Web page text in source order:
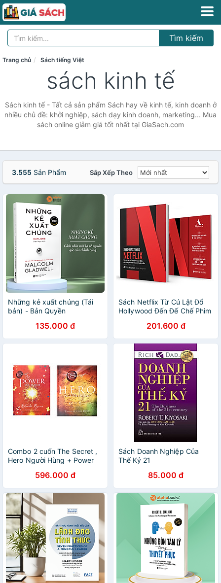
Tìm kiếm
Trang chủ Sách tiếng Việt
sách kinh tế
Sách kinh tế - Tất cả sản phẩm Sách hay về kinh tế, kinh doanh ở
nhiều chủ đề: khởi nghiệp, sách dạy kinh doanh, marketing... Mua
sách online giảm giá tốt nhất tại GiaSach.com
3.555 Sản Phẩm Sắp Xếp Theo
Những kẻ xuất chúng (Tái
bản) - Bản Quyền
135.000 đ
Sách Netflix Từ Cú Lật Đổ
Hollywood Đến Đế Chế Phim
kèm sổ tay)201.600 đ
Combo 2 cuốn The Secret ,
Hero Người Hùng + Power
596.000 đ
Sách Doanh Nghiệp Của
Thế Kỷ 21
85.000 đ